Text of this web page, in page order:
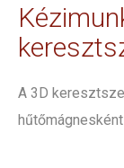
A 3D